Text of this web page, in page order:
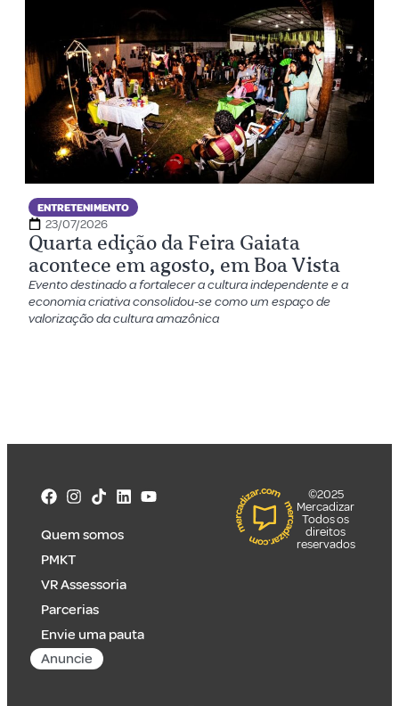
ENTRETENIMENTO
23/07/2026
Quarta edição da Feira Gaiata
acontece em agosto, em Boa Vista
Evento destinado a fortalecer a cultura independente e a
economia criativa consolidou-se como um espaço de
valorização da cultura amazônica
Quem somos
PMKT
VR Assessoria
Parcerias
Envie uma pauta
Anuncie
©2025
Mercadizar
Todos os
direitos
reservados